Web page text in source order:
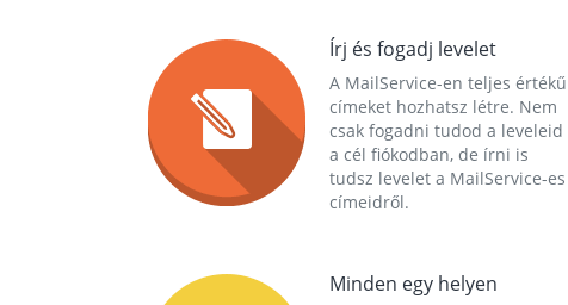
Írj és fogadj levelet
A MailService-en teljes értékű
címeket hozhatsz létre. Nem
csak fogadni tudod a leveleid
a cél fiókodban, de írni is
tudsz levelet a MailService-es
címeidről.
Minden egy helyen